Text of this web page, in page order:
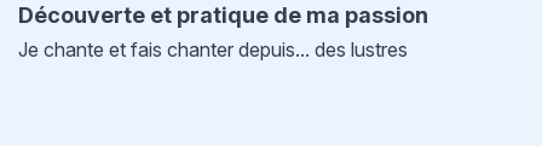
Découverte et pratique de ma passion
Je chante et fais chanter depuis... des lustres